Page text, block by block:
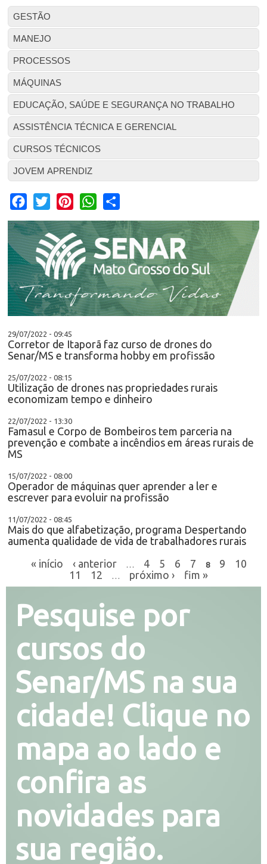
GESTÃO
MANEJO
PROCESSOS
MÁQUINAS
EDUCAÇÃO, SAÚDE E SEGURANÇA NO TRABALHO
ASSISTÊNCIA TÉCNICA E GERENCIAL
CURSOS TÉCNICOS
JOVEM APRENDIZ
Facebook
Twitter PinterestWhatsApp
29/07/2022 - 09:45
Corretor de Itaporã faz curso de drones do
Senar/MS e transforma hobby em profissão
25/07/2022 - 08:15
Utilização de drones nas propriedades rurais
economizam tempo e dinheiro
22/07/2022 - 13:30
Famasul e Corpo de Bombeiros tem parceria na
prevenção e combate a incêndios em áreas rurais de
MS
15/07/2022 - 08:00
Operador de máquinas quer aprender a ler e
escrever para evoluir na profissão
11/07/2022 - 08:45
Mais do que alfabetização, programa Despertando
aumenta qualidade de vida de trabalhadores rurais
« início
‹ anterior 4 5 6 7 8 9
10
11
12 próximo › fim »
Pesquise por
cursos do
Senar/MS na sua
cidade! Clique no
mapa ao lado e
confira as
novidades para
sua região.